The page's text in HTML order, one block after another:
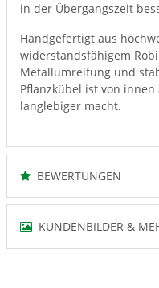
in der Übergangszeit
Handgefertigt aus
widerstandsfähigem
Metallumreifung und
Pflanzkübel ist von
langlebiger macht.
BEWERTUNGEN
KUNDENBILDER &